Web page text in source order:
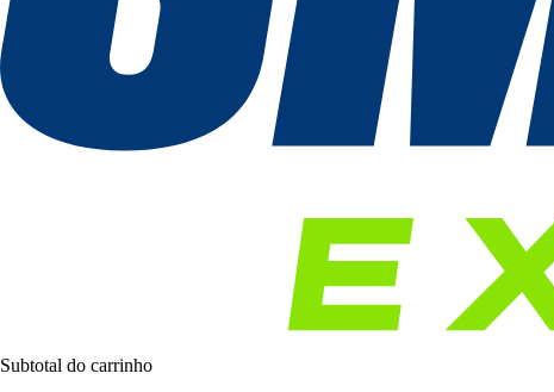
Subtotal do carrinho